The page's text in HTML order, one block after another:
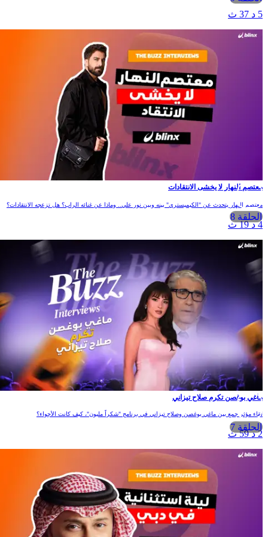
الحلقة 8
معتصم النهار لا يخشى الانتقادات
معتصم النهار يتحدث عن "الكيميستري" بينه وبين نور علي.. وماذا عن غنائه الراب؟ هل تزعجه الانتقادات؟
الحلقة 7
ماغي بوغصن تكرم صلاح تيزاني
لقاء مؤثر جمع بين ماغي بوغصن وصلاح تيزاني في برنامج "شكراً مليون"، كيف كانت الأجواء؟